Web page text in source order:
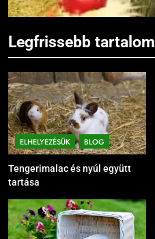
Legfrissebb tartalom
ELHELYEZÉSÜK BLOG
Tengerimalac és nyúl együtt
tartása